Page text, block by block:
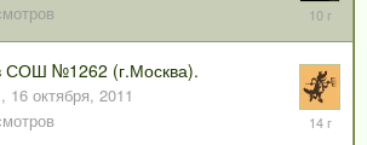
2016
СОШ №1262 (г.Москва).
, 16 октября, 2011
13